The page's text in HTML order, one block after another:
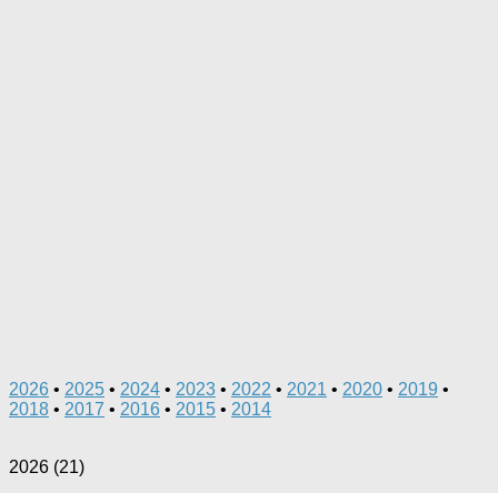
2026 • 2025 • 2024 • 2023 • 2022 • 2021 • 2020 • 2019 •
2018 • 2017 • 2016 • 2015 • 2014
2026 (21)